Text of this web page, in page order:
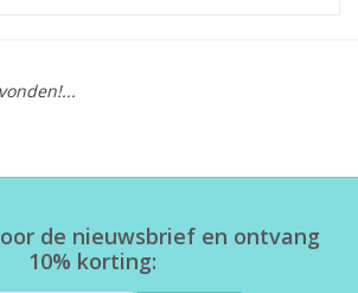
de nieuwsbrief en ontvang
10% korting: